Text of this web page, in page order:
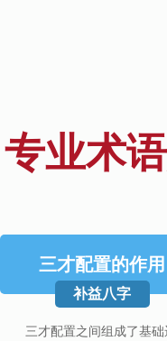
专业术
三才配置的作用
补益八字
三才配置之间组成了基